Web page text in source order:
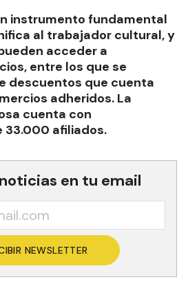
instrumento fundamental
al trabajador cultural, y
acceder a
entre los que se
descuentos que cuenta
adheridos. La
cuenta con
33.000 afiliados.
en tu email
NEWSLETTER